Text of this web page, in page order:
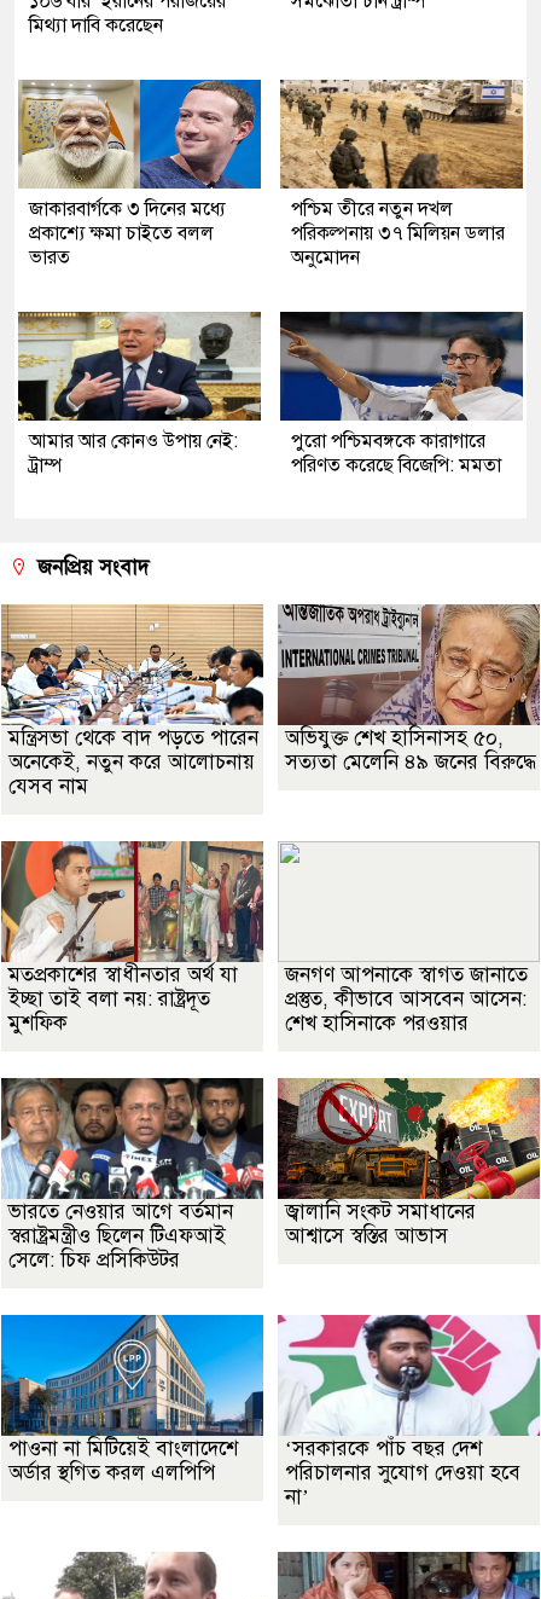
মিথ্যা দাবি করেছেন
জাকারবার্গকে ৩ দিনের মধ্যে
প্রকাশ্যে ক্ষমা চাইতে বলল
ভারত
পশ্চিম তীরে নতুন দখল
পরিকল্পনায় ৩৭ মিলিয়ন ডলার
অনুমোদন
আমার আর কোনও উপায় নেই:
ট্রাম্প
পুরো পশ্চিমবঙ্গকে কারাগারে
পরিণত করেছে বিজেপি: মমতা
জনপ্রিয় সংবাদ
মন্ত্রিসভা থেকে বাদ পড়তে পারেন
অনেকেই, নতুন করে আলোচনায়
যেসব নাম
অভিযুক্ত শেখ হাসিনাসহ ৫০,
সত্যতা মেলেনি ৪৯ জনের বিরুদ্ধে
মতপ্রকাশের স্বাধীনতার অর্থ যা
ইচ্ছা তাই বলা নয়: রাষ্ট্রদূত
মুশফিক
জনগণ আপনাকে স্বাগত জানাতে
প্রস্তুত, কীভাবে আসবেন আসেন:
শেখ হাসিনাকে পরওয়ার
ভারতে নেওয়ার আগে বর্তমান
স্বরাষ্ট্রমন্ত্রীও ছিলেন টিএফআই
সেলে: চিফ প্রসিকিউটর
জ্বালানি সংকট সমাধানের
আশ্বাসে স্বস্তির আভাস
পাওনা না মিটিয়েই বাংলাদেশে
অর্ডার স্থগিত করল এলপিপি
‘সরকারকে পাঁচ বছর দেশ
পরিচালনার সুযোগ দেওয়া হবে
না’